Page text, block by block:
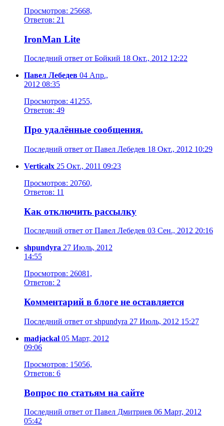
Просмотров: 25668,
Ответов: 21
IronMan Lite
Последний ответ от Бойкий 18 Окт., 2012 12:22
Павел Лебедев 04 Апр.,
2012 08:35
Просмотров: 41255,
Ответов: 49
Про удалённые сообщения.
Последний ответ от Павел Лебедев 18 Окт., 2012 10:29
Verticalx 25 Окт., 2011 09:23
Просмотров: 20760,
Ответов: 11
Как отключить рассылку
Последний ответ от Павел Лебедев 03 Сен., 2012 20:16
shpundyra 27 Июль, 2012
14:55
Просмотров: 26081,
Ответов: 2
Комментарий в блоге не оставляется
Последний ответ от shpundyra 27 Июль, 2012 15:27
madjackal 05 Март, 2012
09:06
Просмотров: 15056,
Ответов: 6
Вопрос по статьям на сайте
Последний ответ от Павел Дмитриев 06 Март, 2012
05:42